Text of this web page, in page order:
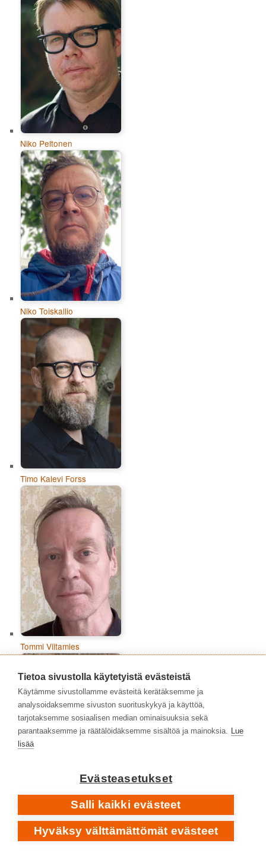
Niko Peltonen
Niko Toiskallio
Timo Kalevi Forss
Tommi Viitamies
Topias Tiheäsalo
Tietoa sivustolla käytetyistä evästeistä
Käytämme sivustollamme evästeitä kerätäksemme ja
analysoidaksemme sivuston suorituskykyä ja käyttöä,
tarjotaksemme sosiaalisen median ominaisuuksia sekä
parantaaksemme ja räätälöidäksemme sisältöä ja mainoksia. Lue
lisää
Evästeasetukset
Salli kaikki evästeet
Hyväksy välttämättömät evästeet